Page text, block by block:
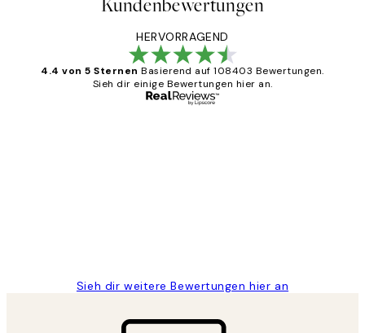
Kundenbewertungen
HERVORRAGEND
4.4 von 5 Sternen Basierend auf 108403 Bewertungen.
Sieh dir einige Bewertungen hier an.
Sieh dir weitere Bewertungen hier an